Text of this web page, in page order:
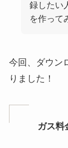
録したい
を作って
今回、ダウン
りました！
ガス料